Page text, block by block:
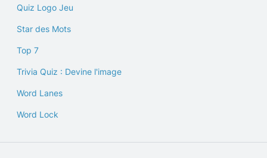
Quiz Logo Jeu
Star des Mots
Top 7
Trivia Quiz : Devine l'image
Word Lanes
Word Lock